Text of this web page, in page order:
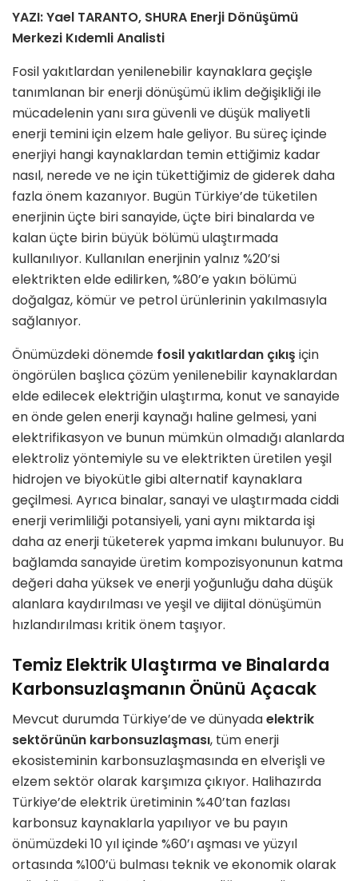
YAZI: Yael TARANTO, SHURA Enerji Dönüşümü
Merkezi Kıdemli Analisti
Fosil yakıtlardan yenilenebilir kaynaklara geçişle
tanımlanan bir enerji dönüşümü iklim değişikliği ile
mücadelenin yanı sıra güvenli ve düşük maliyetli
enerji temini için elzem hale geliyor. Bu süreç içinde
enerjiyi hangi kaynaklardan temin ettiğimiz kadar
nasıl, nerede ve ne için tükettiğimiz de giderek daha
fazla önem kazanıyor. Bugün Türkiye’de tüketilen
enerjinin üçte biri sanayide, üçte biri binalarda ve
kalan üçte birin büyük bölümü ulaştırmada
kullanılıyor. Kullanılan enerjinin yalnız %20’si
elektrikten elde edilirken, %80’e yakın bölümü
doğalgaz, kömür ve petrol ürünlerinin yakılmasıyla
sağlanıyor.
Önümüzdeki dönemde fosil yakıtlardan çıkış için
öngörülen başlıca çözüm yenilenebilir kaynaklardan
elde edilecek elektriğin ulaştırma, konut ve sanayide
en önde gelen enerji kaynağı haline gelmesi, yani
elektrifikasyon ve bunun mümkün olmadığı alanlarda
elektroliz yöntemiyle su ve elektrikten üretilen yeşil
hidrojen ve biyokütle gibi alternatif kaynaklara
geçilmesi. Ayrıca binalar, sanayi ve ulaştırmada ciddi
enerji verimliliği potansiyeli, yani aynı miktarda işi
daha az enerji tüketerek yapma imkanı bulunuyor. Bu
bağlamda sanayide üretim kompozisyonunun katma
değeri daha yüksek ve enerji yoğunluğu daha düşük
alanlara kaydırılması ve yeşil ve dijital dönüşümün
hızlandırılması kritik önem taşıyor.
Temiz Elektrik Ulaştırma ve Binalarda
Karbonsuzlaşmanın Önünü Açacak
Mevcut durumda Türkiye’de ve dünyadaelektrik
sektörünün karbonsuzlaşması, tüm enerji
ekosisteminin karbonsuzlaşmasında en elverişli ve
elzem sektör olarak karşımıza çıkıyor. Halihazırda
Türkiye’de elektrik üretiminin %40’tan fazlası
karbonsuz kaynaklarla yapılıyor ve bu payın
önümüzdeki 10 yıl içinde %60’ı aşması ve yüzyıl
ortasında %100’ü bulması teknik ve ekonomik olarak